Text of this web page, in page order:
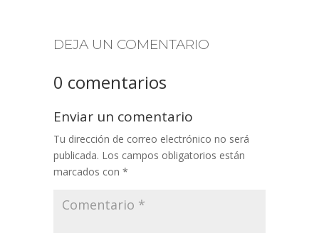
DEJA UN COMENTARIO
0 comentarios
Enviar un comentario
Tu dirección de correo electrónico no será
publicada. Los campos obligatorios están
marcados con *